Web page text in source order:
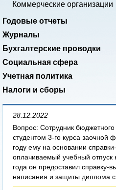
Коммерческие организации
Годовые отчеты
Журналы
Бухгалтерские проводки
Социальная сфера
Учетная политика
Налоги и сборы
28.12.2022
Вопрос: Сотрудник
студентом 3-го курса заочной
году ему на основании
оплачиваемый учебный
года он предоставил справку-
написания и защиты диплома с